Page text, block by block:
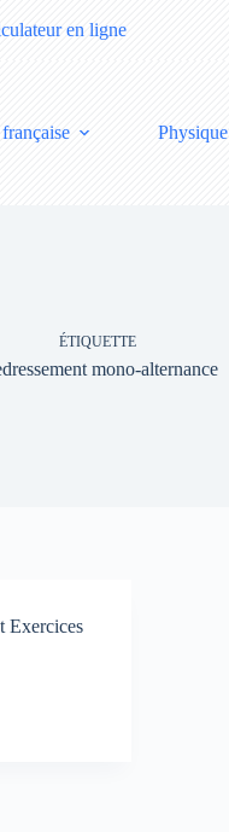
en ligne
Physique
ÉTIQUETTE
mono-alternance
Exercices